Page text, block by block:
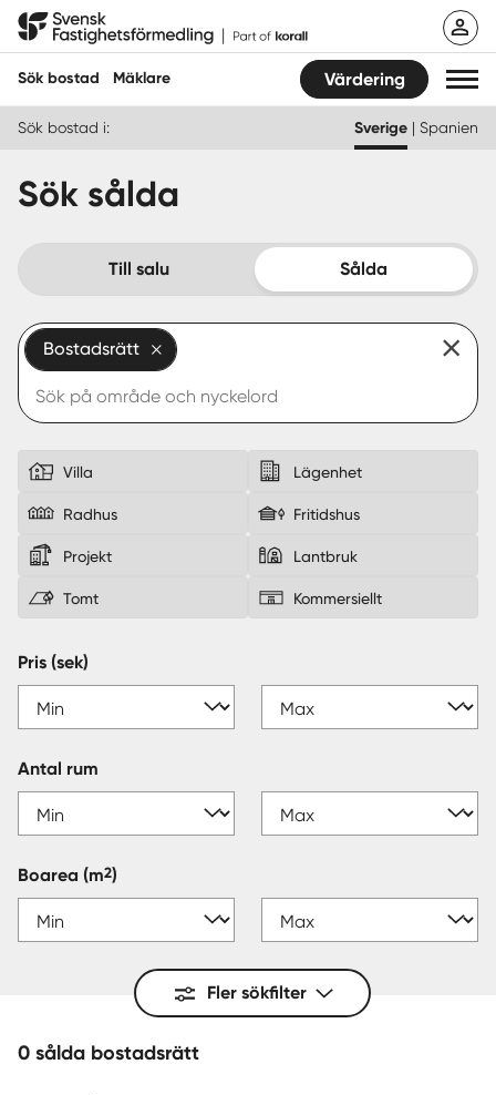
Hoppa
Svensk Fastighetsförmedling
Sök bostad Mäklare Värdering
Hitta mäklare
Köpa
Guider
Start
Logga in
Sverige|Spanien
Sök bostad i: Sverige | Spanien
Sök sålda
Till salu Sålda
Bostadsrätt
Villa Lägenhet
Radhus Fritidshus
Projekt Lantbruk
Tomt Kommersiellt
Pris (sek)
Antal rum
Boarea (m2)
Fler sökfilter
0 sålda bostadsrätt